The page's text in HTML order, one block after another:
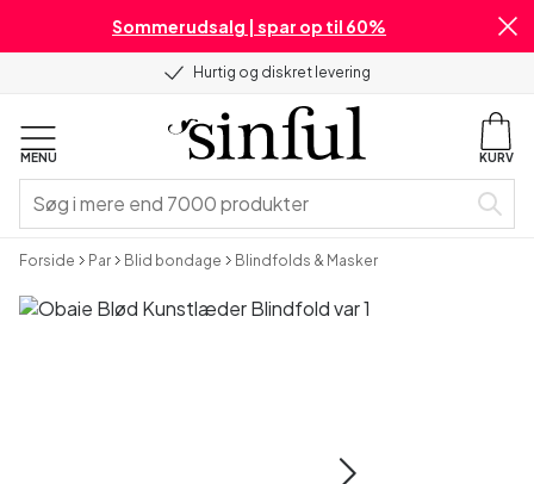
Sommerudsalg | spar op til 60%
Hurtig og diskret levering
MENU KURV
Forside Par Blid bondage Blindfolds & Masker